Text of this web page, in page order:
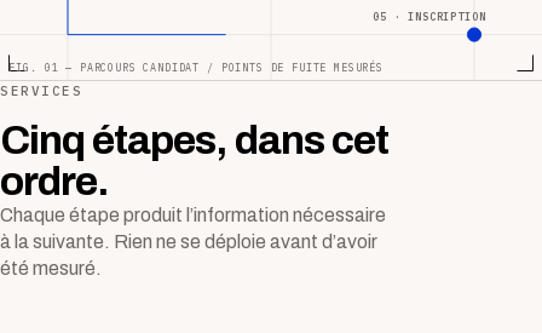
05 · INSCRIPTION
FIG. 01 — PARCOURS CANDIDAT / POINTS DE FUITE MESURÉS
SERVICES
Cinq étapes, dans cet
ordre.
Chaque étape produit l’information nécessaire
à la suivante. Rien ne se déploie avant d’avoir
été mesuré.